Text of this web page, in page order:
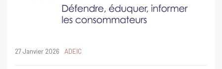
27 Janvier 2026 ADEIC